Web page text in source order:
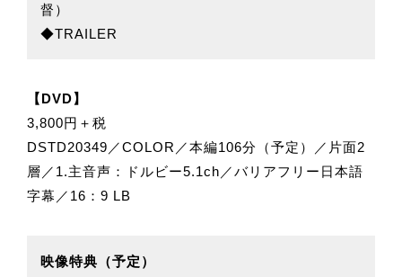
督）
◆TRAILER
【DVD】
3,800円＋税
DSTD20349／COLOR／本編106分（予定）／片面2
層／1.主音声：ドルビー5.1ch／バリアフリー日本語
字幕／16：9 LB
映像特典（予定）